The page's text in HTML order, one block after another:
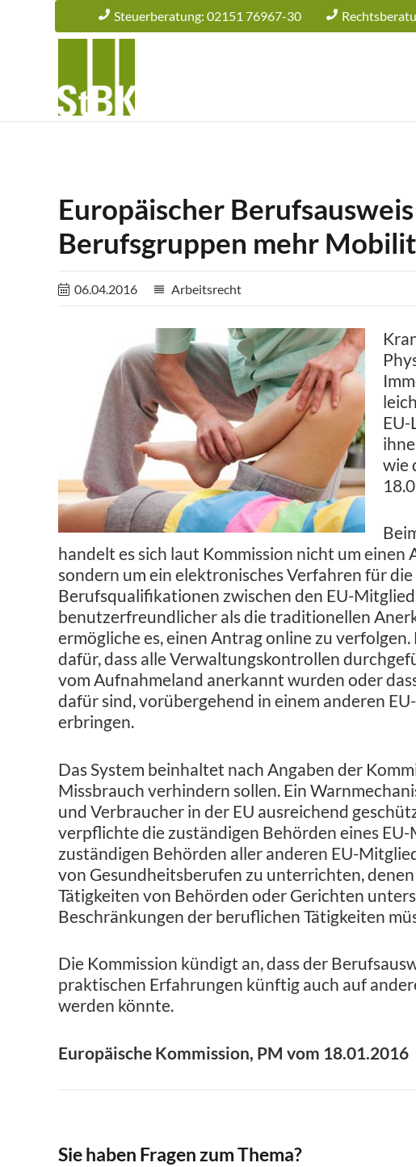
Steuerberatung: 02151 76967-30
Europäischer
Berufsgruppen mehr
06.04.2016 reorder Arbeitsrecht
EU-
wie
handelt es sich laut Kommission nicht um einen
sondern um ein elektronisches Verfahren für
Berufsqualifikationen zwischen den EU-
benutzerfreundlicher als die traditionellen
ermögliche es, einen Antrag online zu
dafür, dass alle Verwaltungskontrollen
vom Aufnahmeland anerkannt wurden oder
dafür sind, vorübergehend in einem anderen
erbringen.
Das System beinhaltet nach Angaben der
Missbrauch verhindern sollen. Ein
und Verbraucher in der EU ausreichend
verpflichte die zuständigen Behörden eines
zuständigen Behörden aller anderen EU-
von Gesundheitsberufen zu unterrichten,
Tätigkeiten von Behörden oder Gerichten
Beschränkungen der beruflichen Tätigkeiten
Die Kommission kündigt an, dass der
praktischen Erfahrungen künftig auch auf
werden könnte.
Europäische Kommission, PM vom 18.01.2016
Sie haben Fragen zum Thema?